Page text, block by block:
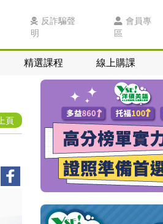
反詐騙聲
明
會員專
區
精選課程 線上購課
頁